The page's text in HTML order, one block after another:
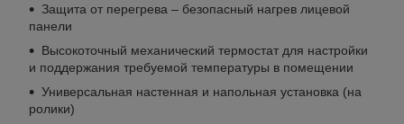
Защита от перегрева – безопасный нагрев лицевой
панели
Высокоточный механический термостат для настройки
и поддержания требуемой температуры в помещении
Универсальная настенная и напольная установка (на
ролики)